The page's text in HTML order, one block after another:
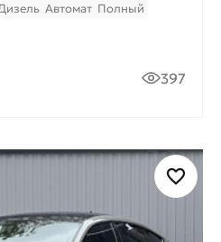
Автомат Полный
397